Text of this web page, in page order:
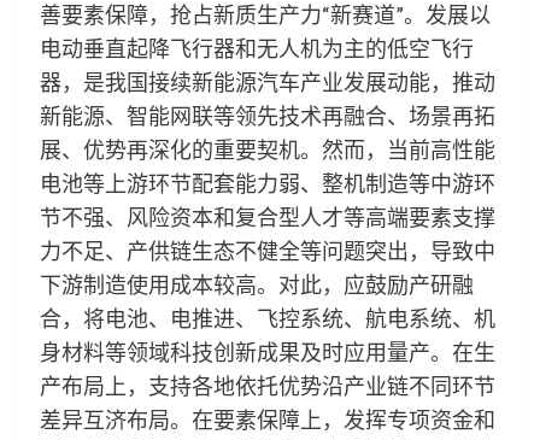
善要素保障，抢占新质生产力“新赛道”。发展以
电动垂直起降飞行器和无人机为主的低空飞行
器，是我国接续新能源汽车产业发展动能，推动
新能源、智能网联等领先技术再融合、场景再拓
展、优势再深化的重要契机。然而，当前高性能
电池等上游环节配套能力弱、整机制造等中游环
节不强、风险资本和复合型人才等高端要素支撑
力不足、产供链生态不健全等问题突出，导致中
下游制造使用成本较高。对此，应鼓励产研融
合，将电池、电推进、飞控系统、航电系统、机
身材料等领域科技创新成果及时应用量产。在生
产布局上，支持各地依托优势沿产业链不同环节
差异互济布局。在要素保障上，发挥专项资金和